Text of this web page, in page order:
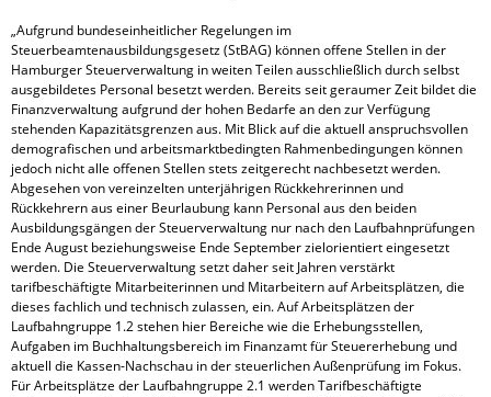
„Aufgrund bundeseinheitlicher Regelungen im
Steuerbeamtenausbildungsgesetz (StBAG) können offene Stellen in der
Hamburger Steuerverwaltung in weiten Teilen ausschließlich durch selbst
ausgebildetes Personal besetzt werden. Bereits seit geraumer Zeit bildet die
Finanzverwaltung aufgrund der hohen Bedarfe an den zur Verfügung
stehenden Kapazitätsgrenzen aus. Mit Blick auf die aktuell anspruchsvollen
demografischen und arbeitsmarktbedingten Rahmenbedingungen können
jedoch nicht alle offenen Stellen stets zeitgerecht nachbesetzt werden.
Abgesehen von vereinzelten unterjährigen Rückkehrerinnen und
Rückkehrern aus einer Beurlaubung kann Personal aus den beiden
Ausbildungsgängen der Steuerverwaltung nur nach den Laufbahnprüfungen
Ende August beziehungsweise Ende September zielorientiert eingesetzt
werden. Die Steuerverwaltung setzt daher seit Jahren verstärkt
tarifbeschäftigte Mitarbeiterinnen und Mitarbeitern auf Arbeitsplätzen, die
dieses fachlich und technisch zulassen, ein. Auf Arbeitsplätzen der
Laufbahngruppe 1.2 stehen hier Bereiche wie die Erhebungsstellen,
Aufgaben im Buchhaltungsbereich im Finanzamt für Steuererhebung und
aktuell die Kassen-Nachschau in der steuerlichen Außenprüfung im Fokus.
Für Arbeitsplätze der Laufbahngruppe 2.1 werden Tarifbeschäftigte